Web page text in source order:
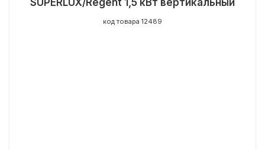
SUPERLUX/Regent 1,5 кВт вертикальный
код товара 12489